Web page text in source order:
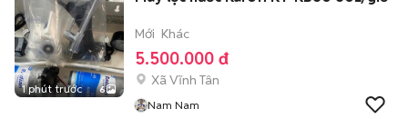
1 phút trước 6
Mới Khác
5.500.000 đ
Xã Vĩnh Tân
Nam Nam